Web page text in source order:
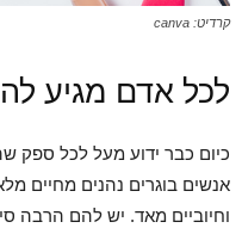
קרדיט: canva
לכל אדם מגיע
כיום כבר ידוע מעל לכל ספק
אנשים בוגרים נהנים מחיים
וחיוביים מאד. יש להם הרבה